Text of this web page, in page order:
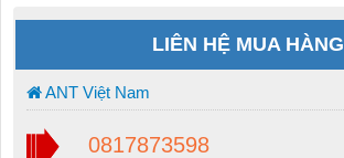
LIÊN HỆ MUA HÀNG
ANT Việt Nam
0817873598